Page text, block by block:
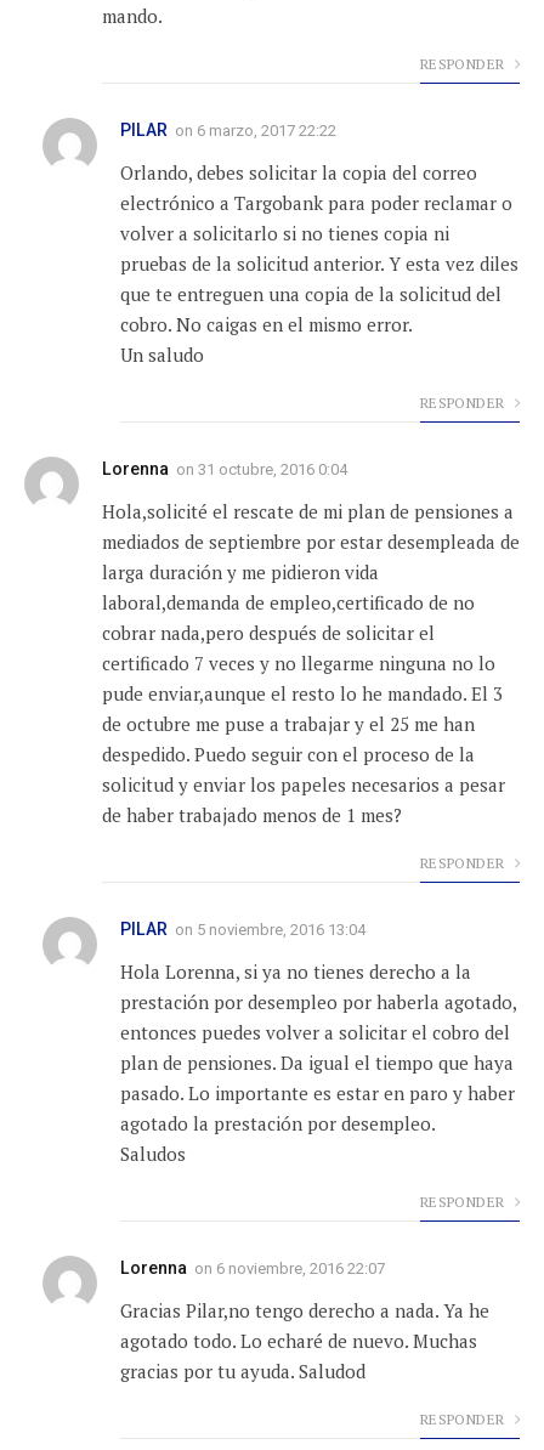
mando.
RESPONDER
PILAR on 6 marzo, 2017 22:22
Orlando, debes solicitar la copia del correo
electrónico a Targobank para poder reclamar o
volver a solicitarlo si no tienes copia ni
pruebas de la solicitud anterior. Y esta vez diles
que te entreguen una copia de la solicitud del
cobro. No caigas en el mismo error.
Un saludo
RESPONDER
Lorenna on 31 octubre, 2016 0:04
Hola,solicité el rescate de mi plan de pensiones a
mediados de septiembre por estar desempleada de
larga duración y me pidieron vida
laboral,demanda de empleo,certificado de no
cobrar nada,pero después de solicitar el
certificado 7 veces y no llegarme ninguna no lo
pude enviar,aunque el resto lo he mandado. El 3
de octubre me puse a trabajar y el 25 me han
despedido. Puedo seguir con el proceso de la
solicitud y enviar los papeles necesarios a pesar
de haber trabajado menos de 1 mes?
RESPONDER
PILAR on 5 noviembre, 2016 13:04
Hola Lorenna, si ya no tienes derecho a la
prestación por desempleo por haberla agotado,
entonces puedes volver a solicitar el cobro del
plan de pensiones. Da igual el tiempo que haya
pasado. Lo importante es estar en paro y haber
agotado la prestación por desempleo.
Saludos
RESPONDER
Lorenna on 6 noviembre, 2016 22:07
Gracias Pilar,no tengo derecho a nada. Ya he
agotado todo. Lo echaré de nuevo. Muchas
gracias por tu ayuda. Saludod
RESPONDER